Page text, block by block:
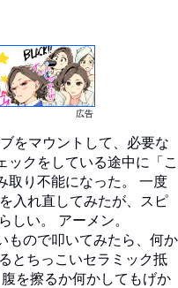
広告
をマウントして、必要な
ックをしている途中に「こ
取り不能になった。 一度
入れ直してみたが、スピ
しい。 アーメン。
ので叩いてみたら、何か
とちっこいセラミック抵
を擦るか何かしてもげか